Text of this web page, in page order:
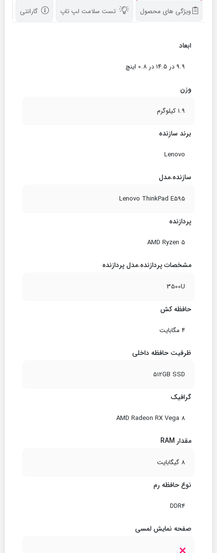
ویژگی های محصول تست سلامت لپ تاپ گارانتی
ابعاد
9.9 در 14.5 در 0.8 اینچ
وزن
1.9 کیلوگرم
برند سازنده
Lenovo
سازنده.مدل
Lenovo ThinkPad E595
پردازنده
AMD Ryzen 5
مشخصات پردازنده.مدل پردازنده
3500U
حافظه کش
4 مگابایت
ظرفیت حافظه داخلی
512GB SSD
گرافیک
AMD Radeon RX Vega 8
مقدار RAM
8 گیگابایت
نوع حافظه رم
DDR4
صفحه نمایش لمسی